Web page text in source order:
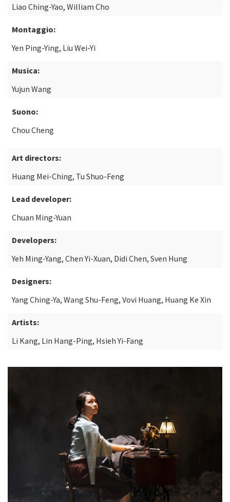
Liao Ching-Yao, William Cho
Montaggio:
Yen Ping-Ying, Liu Wei-Yi
Musica:
Yujun Wang
Suono:
Chou Cheng
Art directors:
Huang Mei-Ching, Tu Shuo-Feng
Lead developer:
Chuan Ming-Yuan
Developers:
Yeh Ming-Yang, Chen Yi-Xuan, Didi Chen, Sven Hung
Designers:
Yang Ching-Ya, Wang Shu-Feng, Vovi Huang, Huang Ke Xin
Artists:
Li Kang, Lin Hang-Ping, Hsieh Yi-Fang